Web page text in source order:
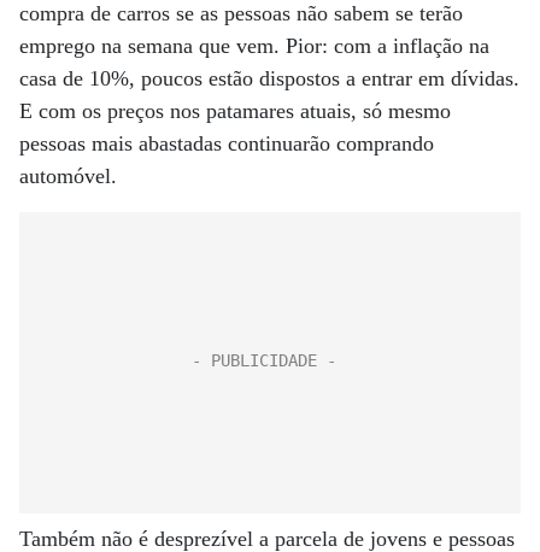
compra de carros se as pessoas não sabem se terão
emprego na semana que vem. Pior: com a inflação na
casa de 10%, poucos estão dispostos a entrar em dívidas.
E com os preços nos patamares atuais, só mesmo
pessoas mais abastadas continuarão comprando
automóvel.
Também não é desprezível a parcela de jovens e pessoas